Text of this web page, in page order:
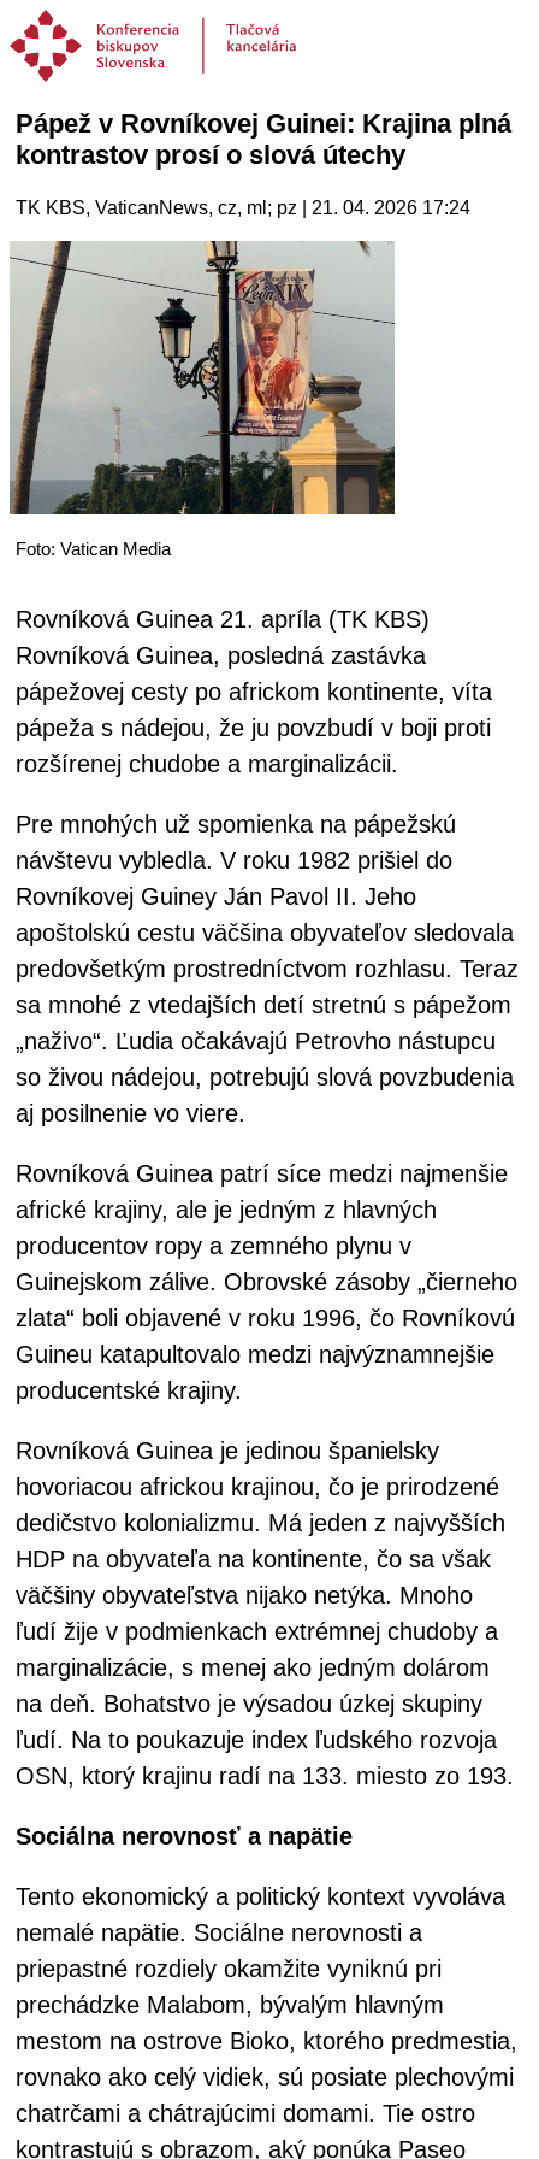
Pápež v Rovníkovej Guinei: Krajina plná
kontrastov prosí o slová útechy
TK KBS, VaticanNews, cz, ml; pz | 21. 04. 2026 17:24
Foto: Vatican Media
Rovníková Guinea 21. apríla (TK KBS)
Rovníková Guinea, posledná zastávka
pápežovej cesty po africkom kontinente, víta
pápeža s nádejou, že ju povzbudí v boji proti
rozšírenej chudobe a marginalizácii.
Pre mnohých už spomienka na pápežskú
návštevu vybledla. V roku 1982 prišiel do
Rovníkovej Guiney Ján Pavol II. Jeho
apoštolskú cestu väčšina obyvateľov sledovala
predovšetkým prostredníctvom rozhlasu. Teraz
sa mnohé z vtedajších detí stretnú s pápežom
„naživo“. Ľudia očakávajú Petrovho nástupcu
so živou nádejou, potrebujú slová povzbudenia
aj posilnenie vo viere.
Rovníková Guinea patrí síce medzi najmenšie
africké krajiny, ale je jedným z hlavných
producentov ropy a zemného plynu v
Guinejskom zálive. Obrovské zásoby „čierneho
zlata“ boli objavené v roku 1996, čo Rovníkovú
Guineu katapultovalo medzi najvýznamnejšie
producentské krajiny.
Rovníková Guinea je jedinou španielsky
hovoriacou africkou krajinou, čo je prirodzené
dedičstvo kolonializmu. Má jeden z najvyšších
HDP na obyvateľa na kontinente, čo sa však
väčšiny obyvateľstva nijako netýka. Mnoho
ľudí žije v podmienkach extrémnej chudoby a
marginalizácie, s menej ako jedným dolárom
na deň. Bohatstvo je výsadou úzkej skupiny
ľudí. Na to poukazuje index ľudského rozvoja
OSN, ktorý krajinu radí na 133. miesto zo 193.
Sociálna nerovnosť a napätie
Tento ekonomický a politický kontext vyvoláva
nemalé napätie. Sociálne nerovnosti a
priepastné rozdiely okamžite vyniknú pri
prechádzke Malabom, bývalým hlavným
mestom na ostrove Bioko, ktorého predmestia,
rovnako ako celý vidiek, sú posiate plechovými
chatrčami a chátrajúcimi domami. Tie ostro
kontrastujú s obrazom, aký ponúka Paseo